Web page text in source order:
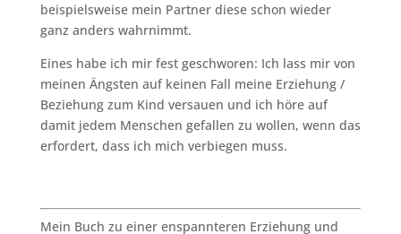
beispielsweise mein Partner diese schon wieder
ganz anders wahrnimmt.
Eines habe ich mir fest geschworen: Ich lass mir von
meinen Ängsten auf keinen Fall meine Erziehung /
Beziehung zum Kind versauen und ich höre auf
damit jedem Menschen gefallen zu wollen, wenn das
erfordert, dass ich mich verbiegen muss.
Mein Buch zu einer enspannteren Erziehung und